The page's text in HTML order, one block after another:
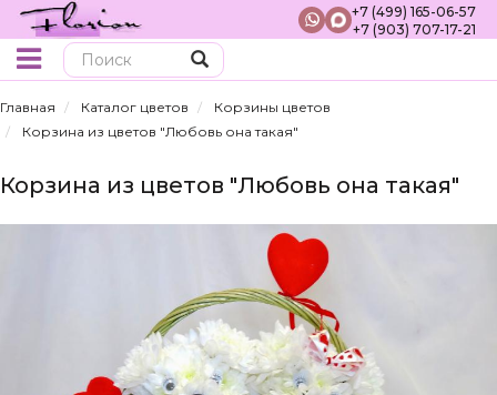
+7 (499) 165-06-57
+7 (903) 707-17-21
Главная Каталог цветов
Корзины цветов
Корзина из цветов "Любовь она такая"
Корзина из цветов "Любовь она такая"